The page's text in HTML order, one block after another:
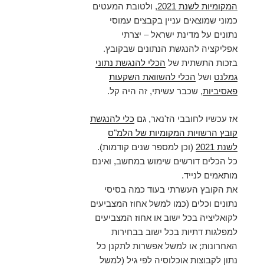
המקומיות לשנת 2021
, ולטובת המעטים
כמוני שמוצאים עניין בקבצים עמוסי
נתונים על מדינת ישראל – יצרתי
אפליקציה להנגשת הנתונים שבקובץ.
בזכות התשתית של הכלי להנגשת נתוני
גמלנט ושל הכלי להשוואת השקעות
פאסיביות, שכבר עשיתי, זה היה קל.
אז עכשיו לחובבי הז'נאר, גם כלי להנגשת
קובץ הרשויות המקומיות של הלמ"ס
לשנת 2021
(וכן למספר שנים קודמות).
כל הכלים דורשים שימוש במחשב, ואינם
מותאמים לנייד.
את הקובץ העשרתי בעוד כמה בסיסי
נתונים וכלים (כמו למשל אחוז המצביעים
לקואליציה בכל ישוב או אחוז המצביעים
למפלגות דתיות בכל ישוב בבחירות
האחרונות; או למשל אפשרות לתקנן כל
נתון לקבוצות אוכלוסיה לפי גיל (למשל